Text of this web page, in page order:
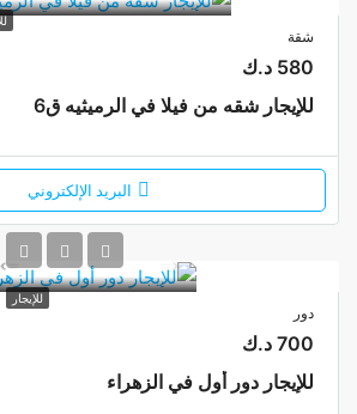
شقة
580 د.ك
للإيجار شقه من فيلا في الرميثيه ق6
البريد الإلكتروني
للإيجار
دور
700 د.ك
للإيجار دور أول في الزهراء